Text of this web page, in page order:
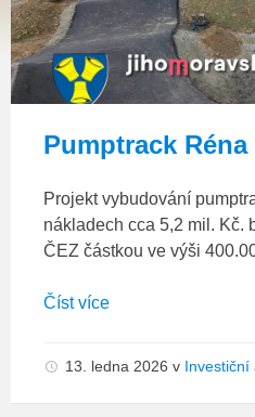
Pumptrack Réna
Projekt vybudování
nákladech cca 5,2 mil. Kč.
ČEZ částkou ve výši
Číst více
13. ledna 2026 v Investiční